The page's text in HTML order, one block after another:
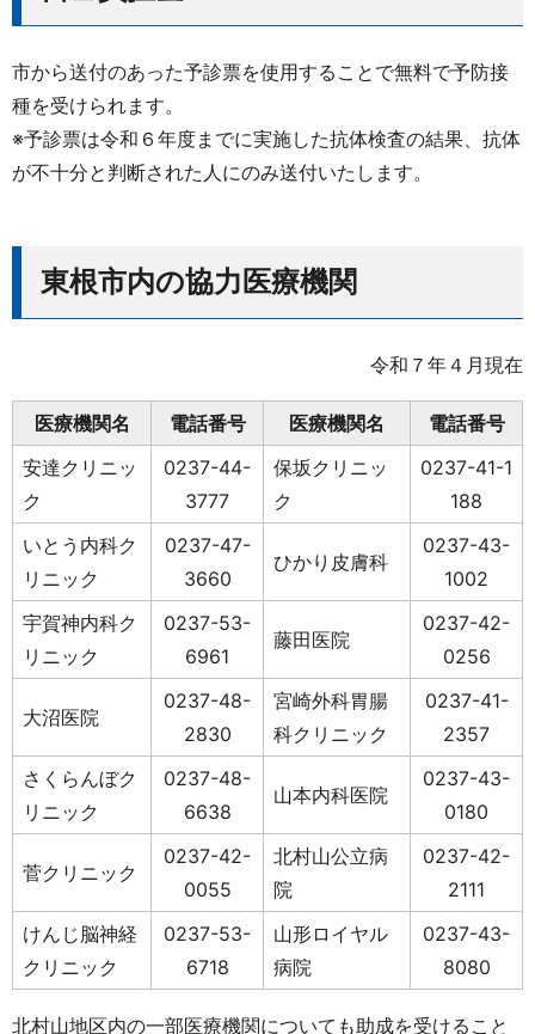
市から送付のあった予診票を使用することで無料で予防接
種を受けられます。
※予診票は令和６年度までに実施した抗体検査の結果、抗体
が不十分と判断された人にのみ送付いたします。
東根市内の協力医療機関
令和７年４月現在
医療機関名 電話番号 医療機関名
電話番号
安達クリニッ
ク
0237-44-
3777
保坂クリニッ
ク
0237-41-1
188
いとう内科ク
リニック
0237-47-
3660
ひかり皮膚科
0237-43-
1002
宇賀神内科ク
リニック
0237-53-
6961
藤田医院
0237-42-
0256
大沼医院
0237-48-
2830
宮崎外科胃腸
科クリニック
0237-41-
2357
さくらんぼク
リニック
0237-48-
6638
山本内科医院
0237-43-
0180
菅クリニック
0237-42-
0055
北村山公立病
院
0237-42-
2111
けんじ脳神経
クリニック
0237-53-
6718
山形ロイヤル
病院
0237-43-
8080
北村山地区内の一部医療機関についても助成を受けること